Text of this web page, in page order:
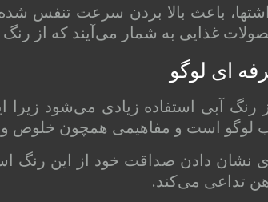
باعث بالا بردن سرعت تنفس
غذایی به شمار می‌آیند که از
ای لوگو
رنگ آبی استفاده زیادی می‌شود زیرا
است و مفاهیمی همچون خلوص و
نشان دادن صداقت خود از این رنگ
تداعی می‌کند.